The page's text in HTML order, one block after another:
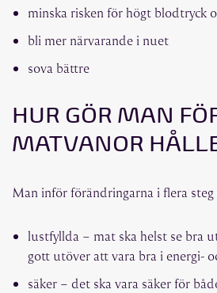
minska risken för högt blodtryck
bli mer närvarande i nuet
sova bättre
HUR GÖR MAN
MATVANOR
Man inför förändringarna i flera
lustfyllda – mat ska helst se bra
gott utöver att vara bra i energi-
säker – det ska vara säker för